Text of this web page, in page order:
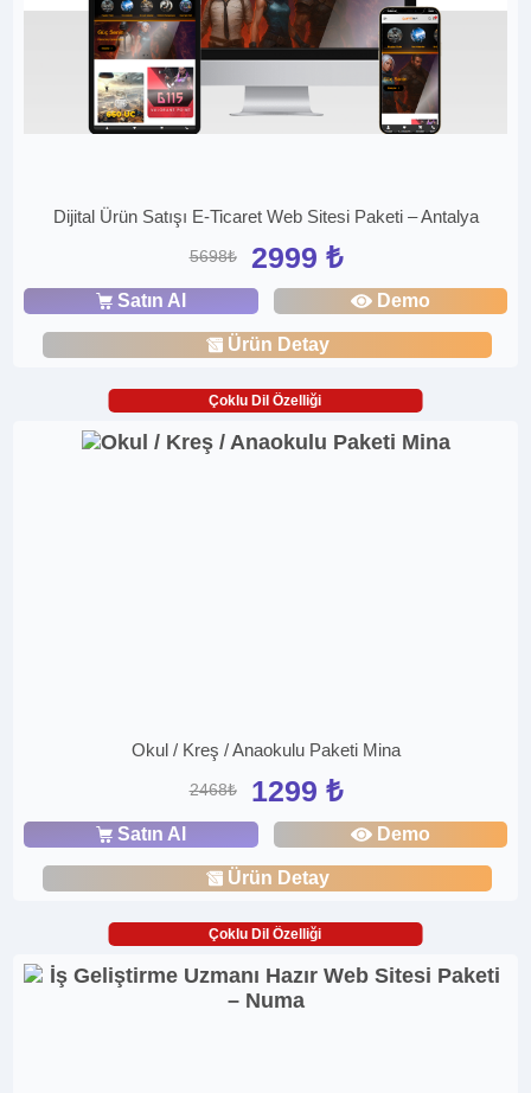
Dijital Ürün Satışı E-Ticaret Web Sitesi Paketi – Antalya
5698₺ 2999 ₺
Satın Al Demo
Ürün Detay
Çoklu Dil Özelliği
Okul / Kreş / Anaokulu Paketi Mina
2468₺ 1299 ₺
Satın Al Demo
Ürün Detay
Çoklu Dil Özelliği